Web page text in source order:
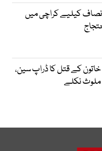
کیلیے کراچی میں
40 سالہ خاتون کے قتل کا ڈراپ سین،
ملوث نکلے